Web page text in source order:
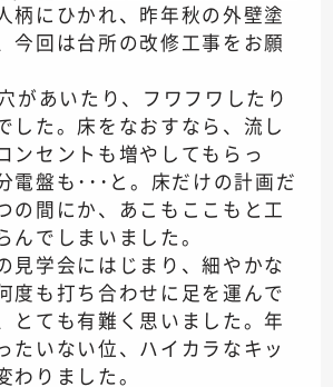
柄にひかれ、昨年秋の外壁塗
今回は台所の改修工事をお願
があいたり、フワフワしたり
した。床をなおすなら、流し
ンセントも増やしてもらっ
電盤も･･･と。床だけの計画だ
の間にか、あこもここもと工
んでしまいました。
見学会にはじまり、細やかな
度も打ち合わせに足を運んで
とても有難く思いました。年
たいない位、ハイカラなキッ
わりました。